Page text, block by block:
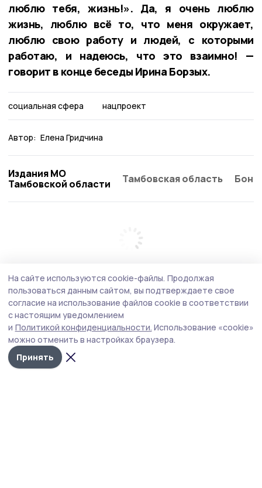
люблю тебя, жизнь!». Да, я очень люблю
жизнь, люблю всё то, что меня окружает,
люблю свою работу и людей, с которыми
работаю, и надеюсь, что это взаимно! —
говорит в конце беседы Ирина Борзых.
социальная сфера нацпроект
Автор: Елена Гридчина
Издания МО
Тамбовской области
Тамбовская область
На сайте используются cookie-файлы. Продолжая
пользоваться данным сайтом, вы подтверждаете свое
согласие на использование файлов cookie в соответствии
с настоящим уведомлением
и Политикой конфиденциальности. Использование «cookie»
можно отменить в настройках браузера.
Принять